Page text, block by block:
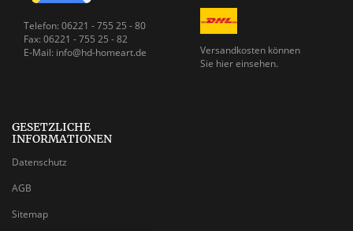
Telefon: 06221 - 755 25 - 80
Fax: 06221 - 755 25 - 82
E-Mail: info@hd-homeart.de
Versandkosten können
Sie hier einsehen.
GESETZLICHE
INFORMATIONEN
Datenschutz
AGB
Sitemap